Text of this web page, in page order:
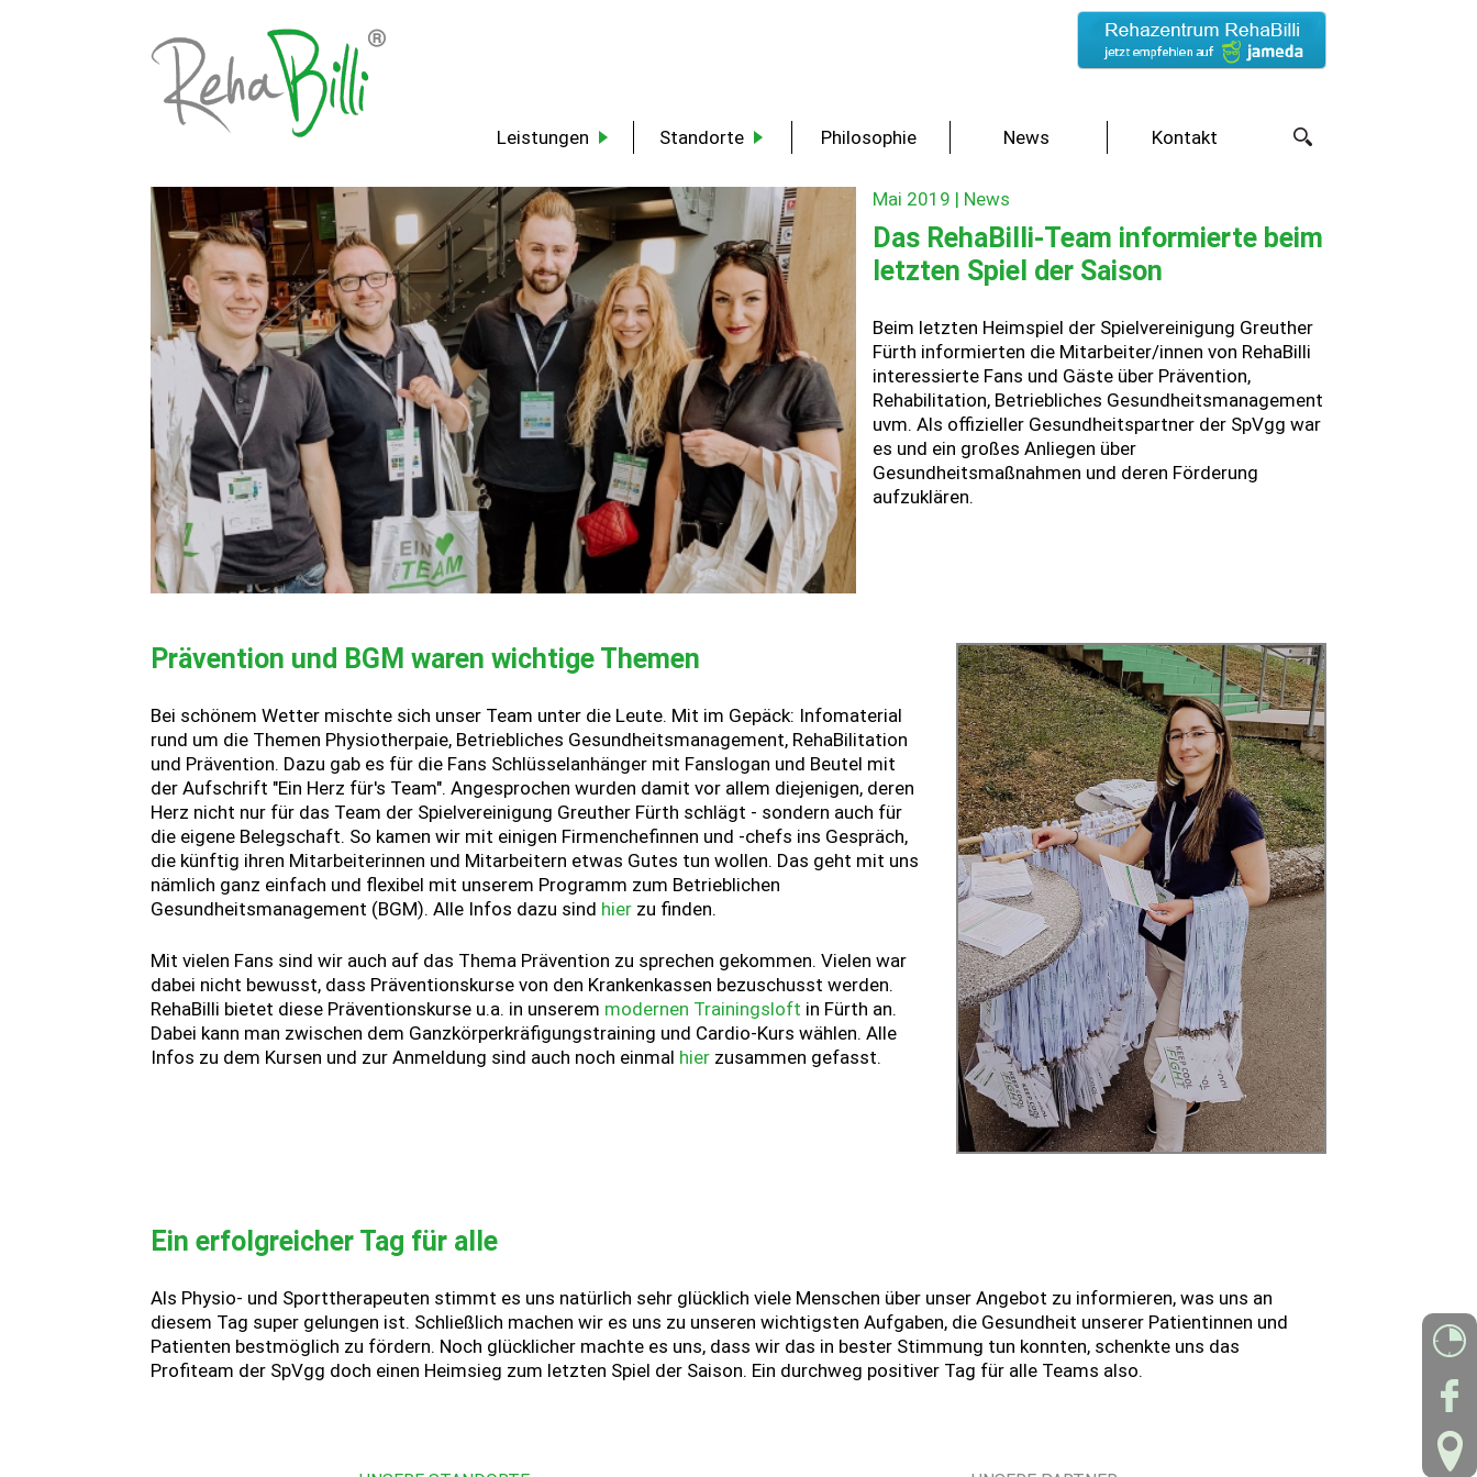
Leistungen Standorte Philosophie News Kontakt
Mai 2019 | News
Das RehaBilli-Team informierte beim
letzten Spiel der Saison
Beim letzten Heimspiel der Spielvereinigung Greuther
Fürth informierten die Mitarbeiter/innen von RehaBilli
interessierte Fans und Gäste über Prävention,
Rehabilitation, Betriebliches Gesundheitsmanagement
uvm. Als offizieller Gesundheitspartner der SpVgg war
es und ein großes Anliegen über
Gesundheitsmaßnahmen und deren Förderung
aufzuklären.
Prävention und BGM waren wichtige Themen
Bei schönem Wetter mischte sich unser Team unter die Leute. Mit im Gepäck: Infomaterial
rund um die Themen Physiotherpaie, Betriebliches Gesundheitsmanagement, RehaBilitation
und Prävention. Dazu gab es für die Fans Schlüsselanhänger mit Fanslogan und Beutel mit
der Aufschrift "Ein Herz für's Team". Angesprochen wurden damit vor allem diejenigen, deren
Herz nicht nur für das Team der Spielvereinigung Greuther Fürth schlägt - sondern auch für
die eigene Belegschaft. So kamen wir mit einigen Firmenchefinnen und -chefs ins Gespräch,
die künftig ihren Mitarbeiterinnen und Mitarbeitern etwas Gutes tun wollen. Das geht mit uns
nämlich ganz einfach und flexibel mit unserem Programm zum Betrieblichen
Gesundheitsmanagement (BGM). Alle Infos dazu sind hier zu finden.
Mit vielen Fans sind wir auch auf das Thema Prävention zu sprechen gekommen. Vielen war
dabei nicht bewusst, dass Präventionskurse von den Krankenkassen bezuschusst werden.
RehaBilli bietet diese Präventionskurse u.a. in unserem modernen Trainingsloft in Fürth an.
Dabei kann man zwischen dem Ganzkörperkräfigungstraining und Cardio-Kurs wählen. Alle
Infos zu dem Kursen und zur Anmeldung sind auch noch einmal hier zusammen gefasst.
Ein erfolgreicher Tag für alle
Als Physio- und Sporttherapeuten stimmt es uns natürlich sehr glücklich viele Menschen über unser Angebot zu informieren, was uns an
diesem Tag super gelungen ist. Schließlich machen wir es uns zu unseren wichtigsten Aufgaben, die Gesundheit unserer Patientinnen und
Patienten bestmöglich zu fördern. Noch glücklicher machte es uns, dass wir das in bester Stimmung tun konnten, schenkte uns das
Profiteam der SpVgg doch einen Heimsieg zum letzten Spiel der Saison. Ein durchweg positiver Tag für alle Teams also.